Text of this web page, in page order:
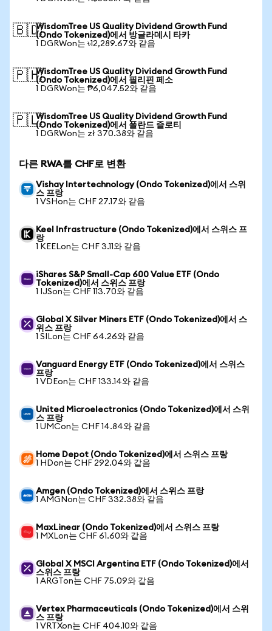
🇧🇩WisdomTree US Quality Dividend Growth Fund
(Ondo Tokenized)에서 방글라데시 타카
1 DGRWon는 ৳12,289.67와 같음
🇵🇭WisdomTree US Quality Dividend Growth Fund
(Ondo Tokenized)에서 필리핀 페소
1 DGRWon는 ₱6,047.52와 같음
🇵🇱WisdomTree US Quality Dividend Growth Fund
(Ondo Tokenized)에서 폴란드 즐로티
1 DGRWon는 zł 370.38와 같음
다른 RWA를 CHF로 변환
Vishay Intertechnology (Ondo Tokenized)에서 스위
스 프랑
1 VSHon는 CHF 27.17와 같음
Keel Infrastructure (Ondo Tokenized)에서 스위스 프
랑
1 KEELon는 CHF 3.11와 같음
iShares S&P Small-Cap 600 Value ETF (Ondo
Tokenized)에서 스위스 프랑
1 IJSon는 CHF 113.70와 같음
Global X Silver Miners ETF (Ondo Tokenized)에서 스
위스 프랑
1 SILon는 CHF 64.26와 같음
Vanguard Energy ETF (Ondo Tokenized)에서 스위스
프랑
1 VDEon는 CHF 133.14와 같음
United Microelectronics (Ondo Tokenized)에서 스위
스 프랑
1 UMCon는 CHF 14.84와 같음
Home Depot (Ondo Tokenized)에서 스위스 프랑
1 HDon는 CHF 292.04와 같음
Amgen (Ondo Tokenized)에서 스위스 프랑
1 AMGNon는 CHF 332.38와 같음
MaxLinear (Ondo Tokenized)에서 스위스 프랑
1 MXLon는 CHF 61.60와 같음
Global X MSCI Argentina ETF (Ondo Tokenized)에서
스위스 프랑
1 ARGTon는 CHF 75.09와 같음
Vertex Pharmaceuticals (Ondo Tokenized)에서 스위
스 프랑
1 VRTXon는 CHF 404.10와 같음